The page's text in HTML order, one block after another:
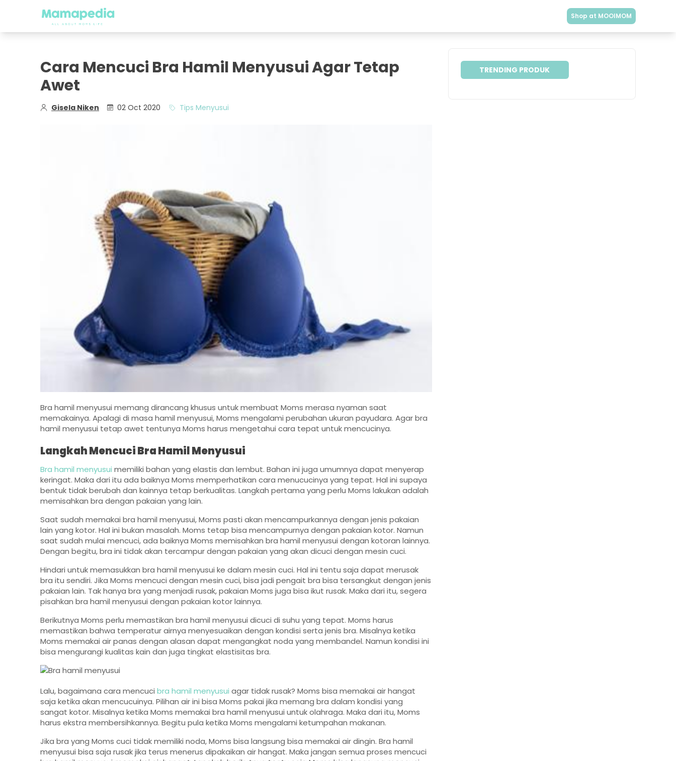
Shop at MOOIMOM
Cara Mencuci Bra Hamil Menyusui Agar Tetap
Awet
Gisela Niken 02 Oct 2020 Tips Menyusui
Bra hamil menyusui memang dirancang khusus untuk membuat Moms merasa nyaman saat
memakainya. Apalagi di masa hamil menyusui, Moms mengalami perubahan ukuran payudara. Agar bra
hamil menyusui tetap awet tentunya Moms harus mengetahui cara tepat untuk mencucinya.
Langkah Mencuci Bra Hamil Menyusui
Bra hamil menyusui memiliki bahan yang elastis dan lembut. Bahan ini juga umumnya dapat menyerap
keringat. Maka dari itu ada baiknya Moms memperhatikan cara menucucinya yang tepat. Hal ini supaya
bentuk tidak berubah dan kainnya tetap berkualitas. Langkah pertama yang perlu Moms lakukan adalah
memisahkan bra dengan pakaian yang lain.
Saat sudah memakai bra hamil menyusui, Moms pasti akan mencampurkannya dengan jenis pakaian
lain yang kotor. Hal ini bukan masalah. Moms tetap bisa mencampurnya dengan pakaian kotor. Namun
saat sudah mulai mencuci, ada baiknya Moms memisahkan bra hamil menyusui dengan kotoran lainnya.
Dengan begitu, bra ini tidak akan tercampur dengan pakaian yang akan dicuci dengan mesin cuci.
Hindari untuk memasukkan bra hamil menyusui ke dalam mesin cuci. Hal ini tentu saja dapat merusak
bra itu sendiri. Jika Moms mencuci dengan mesin cuci, bisa jadi pengait bra bisa tersangkut dengan jenis
pakaian lain. Tak hanya bra yang menjadi rusak, pakaian Moms juga bisa ikut rusak. Maka dari itu, segera
pisahkan bra hamil menyusui dengan pakaian kotor lainnya.
Berikutnya Moms perlu memastikan bra hamil menyusui dicuci di suhu yang tepat. Moms harus
memastikan bahwa temperatur airnya menyesuaikan dengan kondisi serta jenis bra. Misalnya ketika
Moms memakai air panas dengan alasan dapat mengangkat noda yang membandel. Namun kondisi ini
bisa mengurangi kualitas kain dan juga tingkat elastisitas bra.
Lalu, bagaimana cara mencuci bra hamil menyusui agar tidak rusak? Moms bisa memakai air hangat
saja ketika akan mencucuinya. Pilihan air ini bisa Moms pakai jika memang bra dalam kondisi yang
sangat kotor. Misalnya ketika Moms memakai bra hamil menyusui untuk olahraga. Maka dari itu, Moms
harus ekstra membersihkannya. Begitu pula ketika Moms mengalami ketumpahan makanan.
Jika bra yang Moms cuci tidak memiliki noda, Moms bisa langsung bisa memakai air dingin. Bra hamil
menyusui bisa saja rusak jika terus menerus dipakaikan air hangat. Maka jangan semua proses mencuci
TRENDING PRODUK